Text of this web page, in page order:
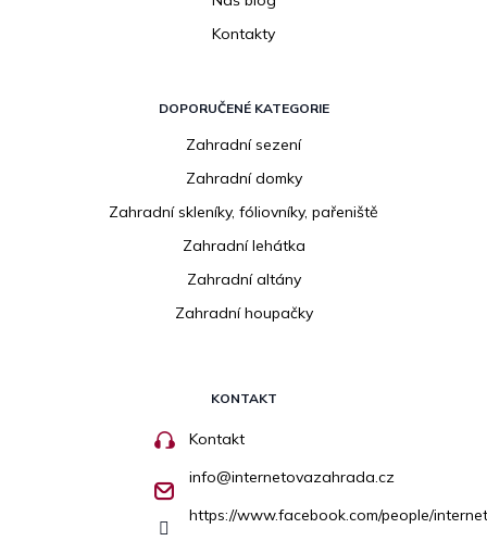
Kontakty
DOPORUČENÉ KATEGORIE
Zahradní sezení
Zahradní domky
Zahradní skleníky, fóliovníky, pařeniště
Zahradní lehátka
Zahradní altány
Zahradní houpačky
KONTAKT
Kontakt
info@internetovazahrada.cz
https://www.facebook.com/people/